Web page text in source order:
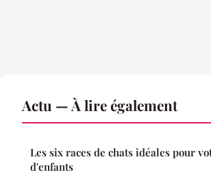
Actu — À lire également
Les six races de chats idéales pour
d'enfants